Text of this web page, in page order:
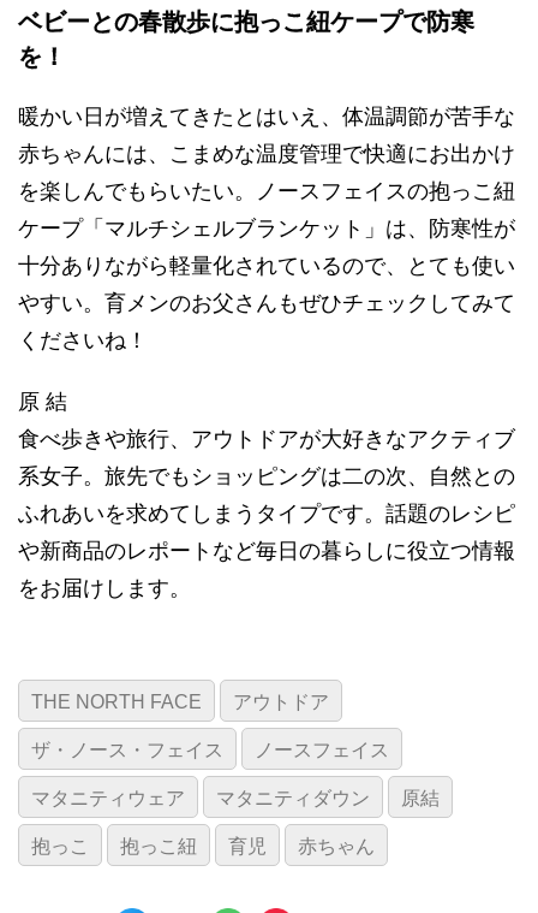
ベビーとの春散歩に抱っこ紐ケープで防寒
を！
暖かい日が増えてきたとはいえ、体温調節が苦手な
赤ちゃんには、こまめな温度管理で快適にお出かけ
を楽しんでもらいたい。ノースフェイスの抱っこ紐
ケープ「マルチシェルブランケット」は、防寒性が
十分ありながら軽量化されているので、とても使い
やすい。育メンのお父さんもぜひチェックしてみて
くださいね！
原 結
食べ歩きや旅行、アウトドアが大好きなアクティブ
系女子。旅先でもショッピングは二の次、自然との
ふれあいを求めてしまうタイプです。話題のレシピ
や新商品のレポートなど毎日の暮らしに役立つ情報
をお届けします。
THE NORTH FACE アウトドア
ザ・ノース・フェイス ノースフェイス
マタニティウェア マタニティダウン 原結
抱っこ 抱っこ紐 育児 赤ちゃん